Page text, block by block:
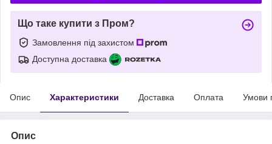
Що таке купити з Пром?
Замовлення під захистом
Доступна доставка
Опис Характеристики Доставка Оплата Умови
Опис